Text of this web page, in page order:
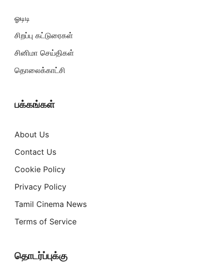
ஓடிடி
சிறப்பு கட்டுரைகள்
சினிமா செய்திகள்
தொலைக்காட்சி
பக்கங்கள்
About Us
Contact Us
Cookie Policy
Privacy Policy
Tamil Cinema News
Terms of Service
தொடர்ப்புக்கு